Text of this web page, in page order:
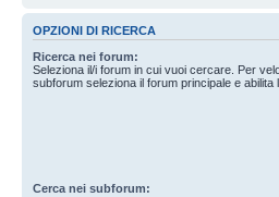
OPZIONI DI RICERCA
Ricerca nei forum:
Seleziona il/i forum in cui vuoi cercare. Per
subforum seleziona il forum principale e abilita
Cerca nei subforum: